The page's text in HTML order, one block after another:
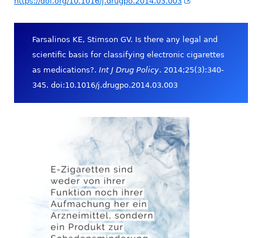
öffnen
Farsalinos KE, Stimson GV. Is there any legal and
scientific basis for classifying electronic cigarettes
as medications?. Int J Drug Policy. 2014;25(3):340-
345. doi:10.1016/j.drugpo.2014.03.003